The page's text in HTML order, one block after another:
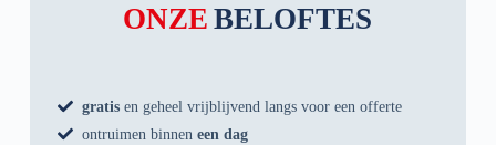
ONZE BELOFTES
gratis en geheel vrijblijvend langs voor een offerte
ontruimen binneneen dag